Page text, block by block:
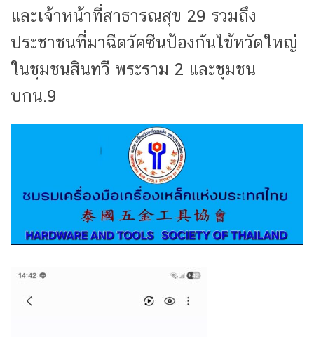
และเจ้าหน้าที่สาธารณสุข 29 รวมถึง
ประชาชนที่มาฉีดวัคซีนป้องกันไข้หวัดใหญ่
ในชุมชนสินทวี พระราม 2 และชุมชน
บกน.9